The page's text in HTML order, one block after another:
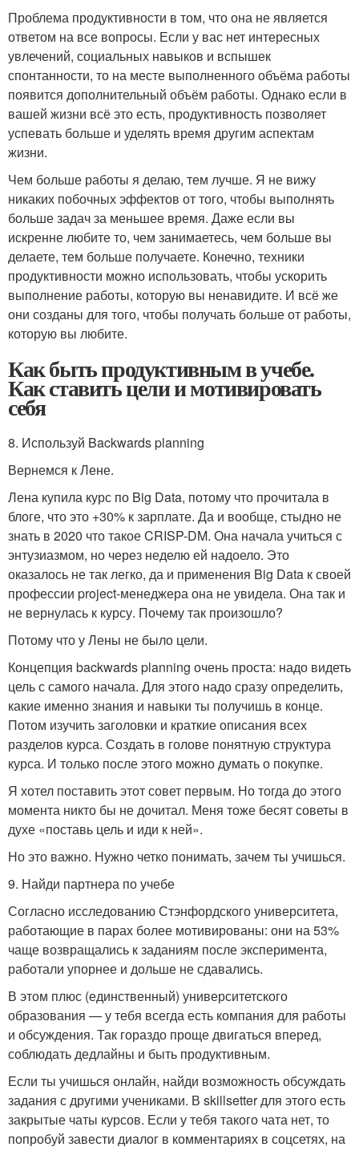
Проблема продуктивности в том, что она не является
ответом на все вопросы. Если у вас нет интересных
увлечений, социальных навыков и вспышек
спонтанности, то на месте выполненного объёма работы
появится дополнительный объём работы. Однако если в
вашей жизни всё это есть, продуктивность позволяет
успевать больше и уделять время другим аспектам
жизни.
Чем больше работы я делаю, тем лучше. Я не вижу
никаких побочных эффектов от того, чтобы выполнять
больше задач за меньшее время. Даже если вы
искренне любите то, чем занимаетесь, чем больше вы
делаете, тем больше получаете. Конечно, техники
продуктивности можно использовать, чтобы ускорить
выполнение работы, которую вы ненавидите. И всё же
они созданы для того, чтобы получать больше от работы,
которую вы любите.
Как быть продуктивным в учебе.
Как ставить цели и мотивировать
себя
8. Используй Backwards planning
Вернемся к Лене.
Лена купила курс по Big Data, потому что прочитала в
блоге, что это +30% к зарплате. Да и вообще, стыдно не
знать в 2020 что такое CRISP-DM. Она начала учиться с
энтузиазмом, но через неделю ей надоело. Это
оказалось не так легко, да и применения Big Data к своей
профессии project-менеджера она не увидела. Она так и
не вернулась к курсу. Почему так произошло?
Потому что у Лены не было цели.
Концепция backwards planning очень проста: надо видеть
цель с самого начала. Для этого надо сразу определить,
какие именно знания и навыки ты получишь в конце.
Потом изучить заголовки и краткие описания всех
разделов курса. Создать в голове понятную структура
курса. И только после этого можно думать о покупке.
Я хотел поставить этот совет первым. Но тогда до этого
момента никто бы не дочитал. Меня тоже бесят советы в
духе «поставь цель и иди к ней».
Но это важно. Нужно четко понимать, зачем ты учишься.
9. Найди партнера по учебе
Согласно исследованию Стэнфордского университета,
работающие в парах более мотивированы: они на 53%
чаще возвращались к заданиям после эксперимента,
работали упорнее и дольше не сдавались.
В этом плюс (единственный) университетского
образования — у тебя всегда есть компания для работы
и обсуждения. Так гораздо проще двигаться вперед,
соблюдать дедлайны и быть продуктивным.
Если ты учишься онлайн, найди возможность обсуждать
задания с другими учениками. В skillsetter для этого есть
закрытые чаты курсов. Если у тебя такого чата нет, то
попробуй завести диалог в комментариях в соцсетях, на